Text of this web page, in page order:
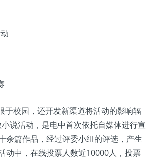
校园，还开发新渠道将活动的影响辐
说活动，是电中首次依托自媒体进行宣
余篇作品，经过评委小组的评选，产生
动中，在线投票人数近10000人，投票